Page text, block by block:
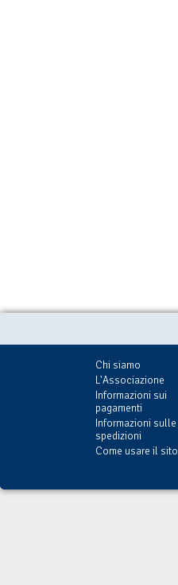
Chi siamo
L'Associazione
Informazioni sui
pagamenti
Informazioni sulle
spedizioni
Come usare il sito